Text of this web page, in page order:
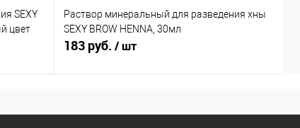
SEXY
цвет
Раствор минеральный для разведения хны
SEXY BROW HENNA, 30мл
183 руб. / шт